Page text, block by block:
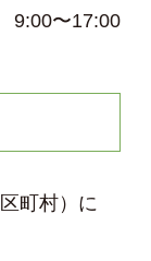
9:00〜17:00
町村）に